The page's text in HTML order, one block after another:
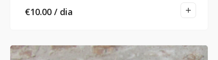
€10.00 / dia